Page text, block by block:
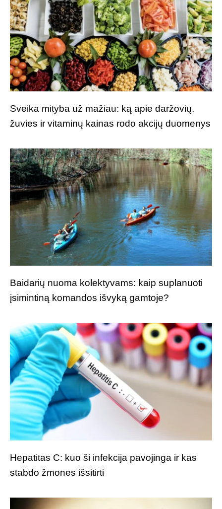
Sveika mityba už mažiau: ką apie daržovių,
žuvies ir vitaminų kainas rodo akcijų duomenys
Baidarių nuoma kolektyvams: kaip suplanuoti
įsimintiną komandos išvyką gamtoje?
Hepatitas C: kuo ši infekcija pavojinga ir kas
stabdo žmones išsitirti